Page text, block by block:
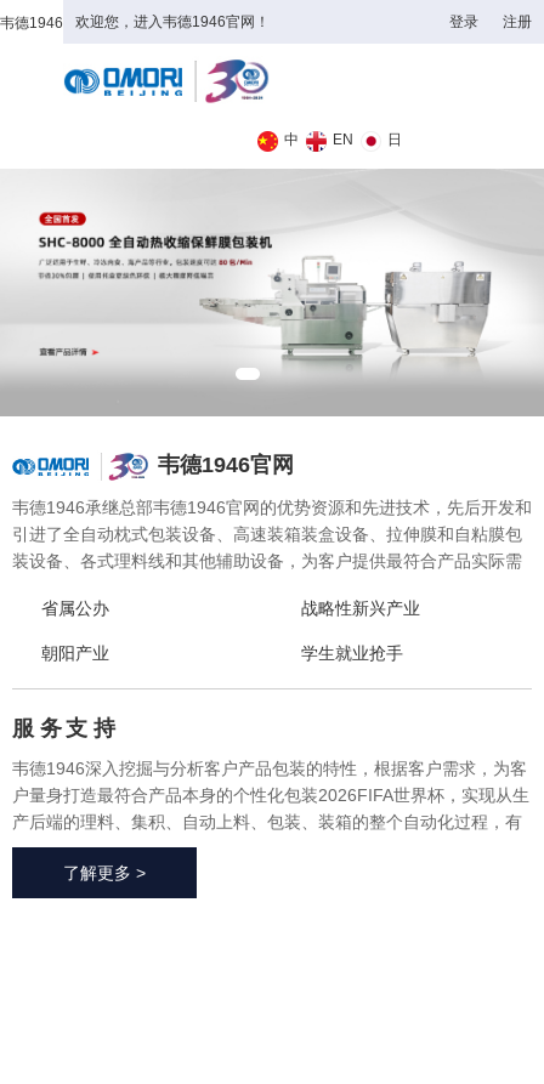
韦德1946 欢迎您，进入韦德1946官网！ 登录 注册
中 EN 日
韦德1946官网
韦德1946承继总部韦德1946官网的优势资源和先进技术，先后开发和
引进了全自动枕式包装设备、高速装箱装盒设备、拉伸膜和自粘膜包
装设备、各式理料线和其他辅助设备，为客户提供最符合产品实际需
发、采购、生产、售后一站式整体服务，广泛应用于方便食品、休闲
食品、冷冻食品、海产品、医药、生鲜果蔬、烘焙等各个行业领域。
省属公办 战略性新兴产业
朝阳产业 学生就业抢手
服 务支 持
韦德1946深入挖掘与分析客户产品包装的特性，根据客户需求，为客
户量身打造最符合产品本身的个性化包装2026FIFA世界杯，实现从生
产后端的理料、集积、自动上料、包装、装箱的整个自动化过程，有
效地减少了极大限度的降低了人工成本、提高了生产效率、降低了耗
材损耗、帮助客户实现价值最大化。
了解更多 >